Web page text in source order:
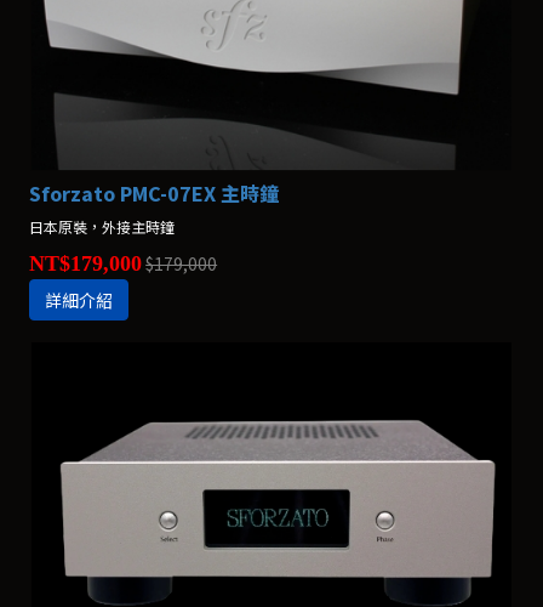
Sforzato PMC-07EX 主時鐘
日本原裝，外接主時鐘
NT$179,000$179,000
詳細介紹